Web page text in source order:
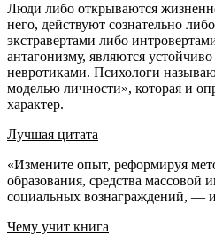
Люди либо открываются
него, действуют сознательно
экстравертами либо
антагонизму, являются
невротиками. Психологи
моделью личности», которая и
характер.
Лучшая цитата
«Измените опыт, реформируя
образования, средства массовой
социальных вознаграждений, —
Чему учит книга